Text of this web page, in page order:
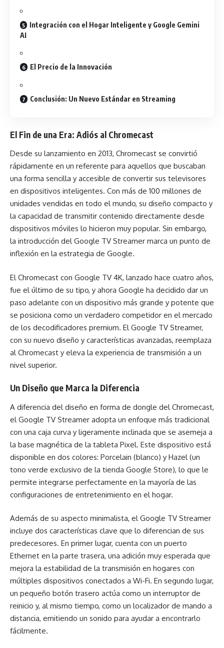
Integración con el Hogar Inteligente y Google Gemini
AI
El Precio de la Innovación
Conclusión: Un Nuevo Estándar en Streaming
El Fin de una Era: Adiós al Chromecast
Desde su lanzamiento en 2013, Chromecast se convirtió
rápidamente en un referente para aquellos que buscaban
una forma sencilla y accesible de convertir sus televisores
en dispositivos inteligentes. Con más de 100 millones de
unidades vendidas en todo el mundo, su diseño compacto y
la capacidad de transmitir contenido directamente desde
dispositivos móviles lo hicieron muy popular. Sin embargo,
la introducción del Google TV Streamer marca un punto de
inflexión en la estrategia de Google.
El Chromecast con Google TV 4K, lanzado hace cuatro años,
fue el último de su tipo, y ahora Google ha decidido dar un
paso adelante con un dispositivo más grande y potente que
se posiciona como un verdadero competidor en el mercado
de los decodificadores premium. El Google TV Streamer,
con su nuevo diseño y características avanzadas, reemplaza
al Chromecast y eleva la experiencia de transmisión a un
nivel superior.
Un Diseño que Marca la Diferencia
A diferencia del diseño en forma de dongle del Chromecast,
el Google TV Streamer adopta un enfoque más tradicional
con una caja curva y ligeramente inclinada que se asemeja a
la base magnética de la tableta Pixel. Este dispositivo está
disponible en dos colores: Porcelain (blanco) y Hazel (un
tono verde exclusivo de la tienda Google Store), lo que le
permite integrarse perfectamente en la mayoría de las
configuraciones de entretenimiento en el hogar.
Además de su aspecto minimalista, el Google TV Streamer
incluye dos características clave que lo diferencian de sus
predecesores. En primer lugar, cuenta con un puerto
Ethernet en la parte trasera, una adición muy esperada que
mejora la estabilidad de la transmisión en hogares con
múltiples dispositivos conectados a Wi-Fi. En segundo lugar,
un pequeño botón trasero actúa como un interruptor de
reinicio y, al mismo tiempo, como un localizador de mando a
distancia, emitiendo un sonido para ayudar a encontrarlo
fácilmente.